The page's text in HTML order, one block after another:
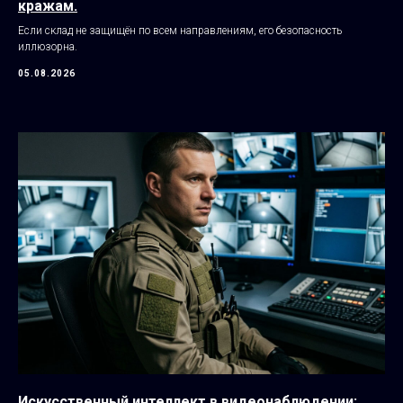
кражам.
Если склад не защищён по всем направлениям, его безопасность
иллюзорна.
05.08.2026